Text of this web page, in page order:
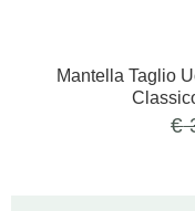
Mantella Taglio
€